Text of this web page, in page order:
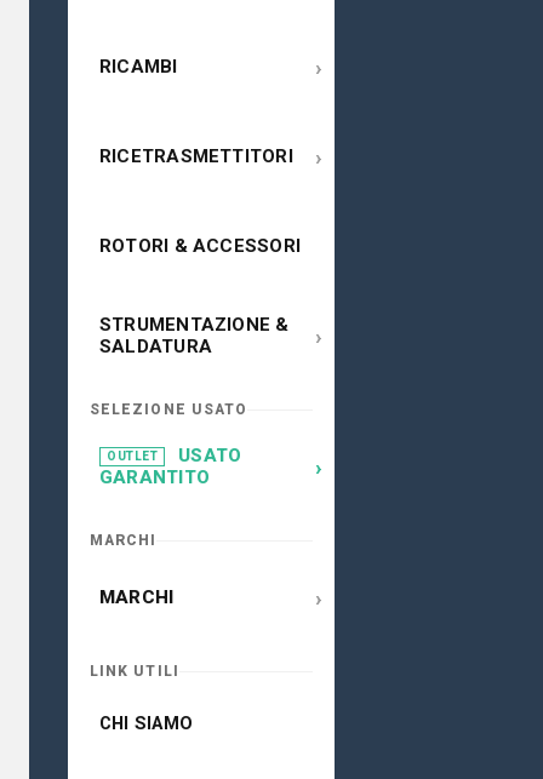
RICAMBI ›
RICETRASMETTITORI ›
ROTORI & ACCESSORI
STRUMENTAZIONE &
SALDATURA
›
SELEZIONE USATO
OUTLET
USATO
GARANTITO
›
MARCHI
MARCHI ›
LINK UTILI
CHI SIAMO